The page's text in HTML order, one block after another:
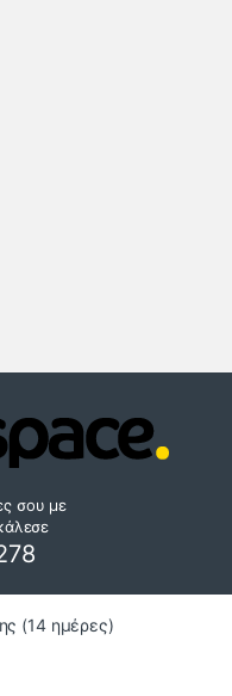
σου με
(14 ημέρες)